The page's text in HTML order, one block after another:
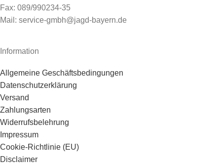
Fax: 089/990234-35
Mail: service-gmbh@jagd-bayern.de
Information
Allgemeine Geschäftsbedingungen
Datenschutzerklärung
Versand
Zahlungsarten
Widerrufsbelehrung
Impressum
Cookie-Richtlinie (EU)
Disclaimer